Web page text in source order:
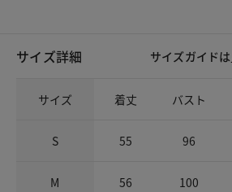
サイズ詳細 サイズガイドは
サイズ 着丈 バスト
S 55 96
M 56 100